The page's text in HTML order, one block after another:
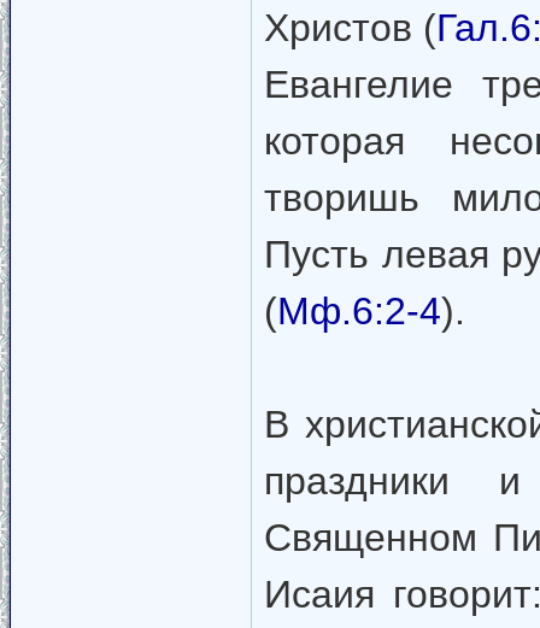
Христов (
Евангелие
которая
творишь
Пусть левая
(Мф.6:2-4).
В
праздники
Священном
Исаия